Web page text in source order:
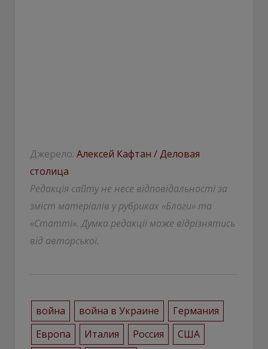
Джерело: Алексей Кафтан / Деловая
столица
Редакція сайту не несе відповідальності за
зміст матеріалів у рубриках «Блоги» та
«Статті». Думка редакції може відрізнятись
від авторської.
война война в Украине
Германия
Европа
Италия Россия
США